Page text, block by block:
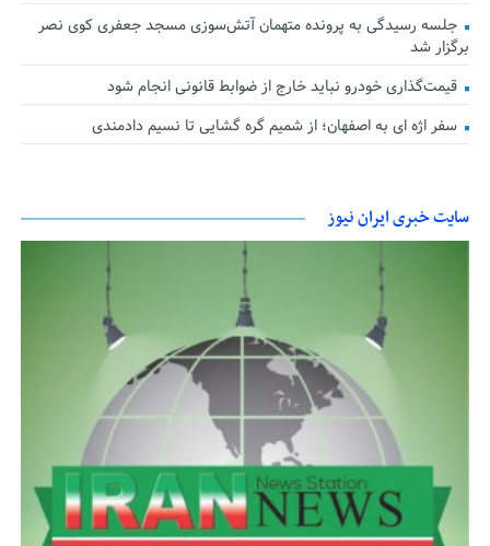
جلسه رسیدگی به پرونده متهمان آتش‌سوزی مسجد جعفری کوی نصر
برگزار شد
قیمت‌گذاری خودرو نباید خارج از ضوابط قانونی انجام شود
سفر اژه ای به اصفهان؛ از شمیم گره گشایی تا نسیم دادمندی
سایت خبری ایران نیوز